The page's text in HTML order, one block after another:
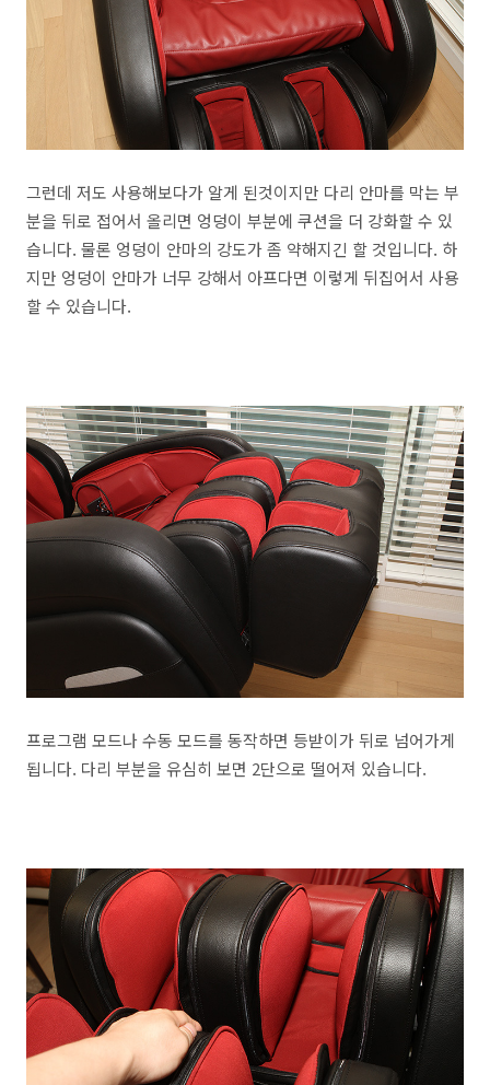
그런데 저도 사용해보다가 알게 된것이지만 다리 안마를 막는 부
분을 뒤로 접어서 올리면 엉덩이 부분에 쿠션을 더 강화할 수 있
습니다. 물론 엉덩이 안마의 강도가 좀 약해지긴 할 것입니다. 하
지만 엉덩이 안마가 너무 강해서 아프다면 이렇게 뒤집어서 사용
할 수 있습니다.
프로그램 모드나 수동 모드를 동작하면 등받이가 뒤로 넘어가게
됩니다. 다리 부분을 유심히 보면 2단으로 떨어져 있습니다.